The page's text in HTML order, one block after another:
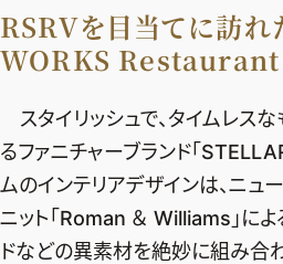
RSRVを目当てに訪れ
WORKS Restaurant
スタイリッシュで、タイムレス
るファニチャーブランド「
ムのインテリアデザインは、ニュ
ニット「Roman ＆ Williams」に
ドなどの異素材を絶妙に組み合